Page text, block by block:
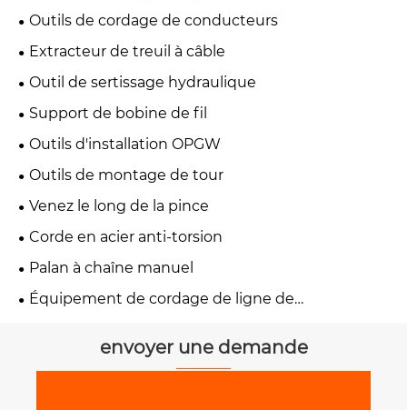
Outils de cordage de conducteurs
Extracteur de treuil à câble
Outil de sertissage hydraulique
Support de bobine de fil
Outils d'installation OPGW
Outils de montage de tour
Venez le long de la pince
Corde en acier anti-torsion
Palan à chaîne manuel
Équipement de cordage de ligne de
envoyer une demande